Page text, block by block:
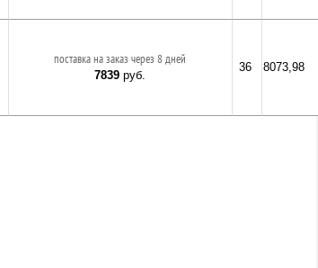
поставка на заказ через 8 дней
7839 руб.
36 8073,98